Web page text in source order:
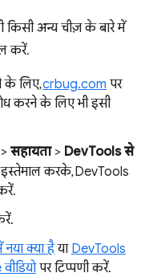
अन्य चीज़ के बारे में
करें.
के लिए,crbug.com पर
करने के लिए भी इसी
सहायता> DevTools से
करके, DevTools
क्या हैया DevTools
पर टिप्पणी करें.